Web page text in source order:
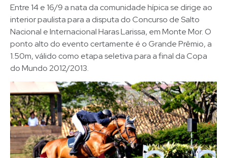
Entre 14 e 16/9 a nata da comunidade hípica se dirige ao
interior paulista para a disputa do Concurso de Salto
Nacional e Internacional Haras Larissa, em Monte Mor. O
ponto alto do evento certamente é o Grande Prêmio, a
1.50m, válido como etapa seletiva para a final da Copa
do Mundo 2012/2013.